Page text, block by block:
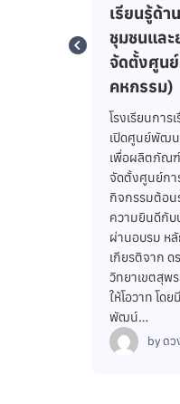
สมาคมค
ครั้งที่ 3/
สมาคมคหเศ
คณะกรรมกา
ประเทศไทย
วัฒนากุล นา
เป็นประธาน
ดร.ธนพัฒน์ แ
กรรมการส
วัฒนา…
by ด